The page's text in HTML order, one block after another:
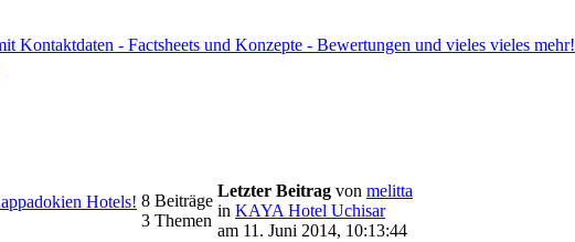
- Factsheets und Konzepte - Bewertungen und vieles vieles mehr!
Hotels! 8 Beiträge
3 Themen
Letzter Beitrag von melitta
in KAYA Hotel Uchisar
am 11. Juni 2014, 10:13:44